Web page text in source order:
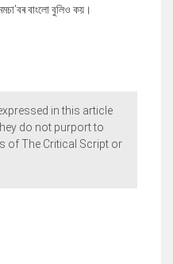
বাংলো বুলিও কয়।
in this article
do not purport to
of The Critical Script or